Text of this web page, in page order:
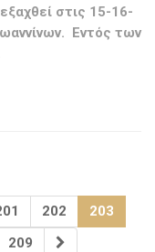
στις 15-16-
Εντός των
202
203
209